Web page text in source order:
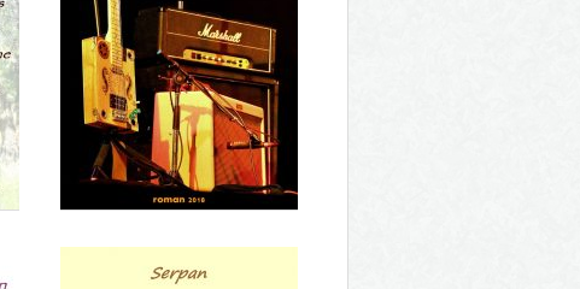
Mystères en cascade